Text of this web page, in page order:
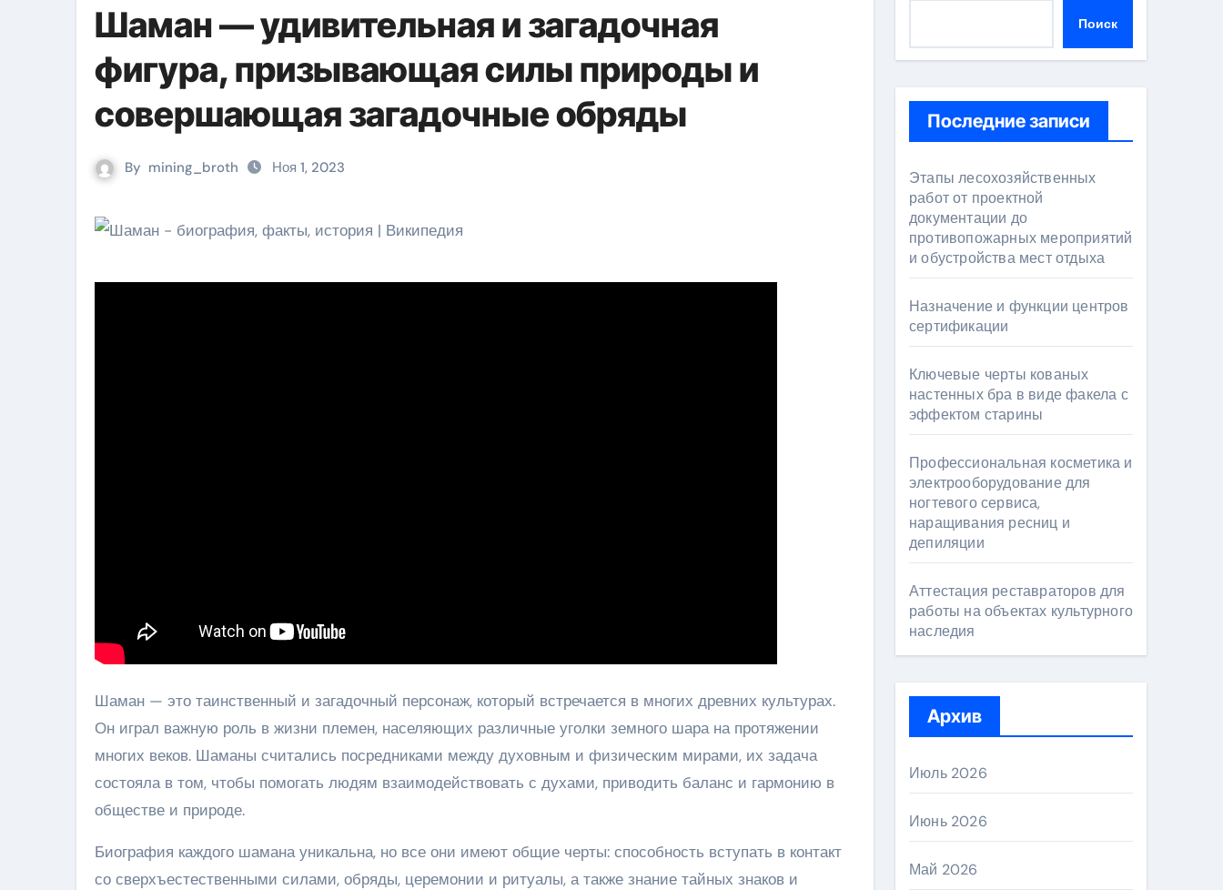
Шаман — удивительная и загадочная
фигура, призывающая силы природы и
совершающая загадочные обряды
By mining_broth Ноя 1, 2023
Шаман — это таинственный и загадочный персонаж, который встречается в многих древних культурах.
Он играл важную роль в жизни племен, населяющих различные уголки земного шара на протяжении
многих веков. Шаманы считались посредниками между духовным и физическим мирами, их задача
состояла в том, чтобы помогать людям взаимодействовать с духами, приводить баланс и гармонию в
обществе и природе.
Биография каждого шамана уникальна, но все они имеют общие черты: способность вступать в контакт
со сверхъестественными силами, обряды, церемонии и ритуалы, а также знание тайных знаков и
Поиск
Последние записи
Этапы лесохозяйственных
работ от проектной
документации до
противопожарных мероприятий
и обустройства мест отдыха
Назначение и функции центров
сертификации
Ключевые черты кованых
настенных бра в виде факела с
эффектом старины
Профессиональная косметика и
электрооборудование для
ногтевого сервиса,
наращивания ресниц и
депиляции
Аттестация реставраторов для
работы на объектах культурного
наследия
Архив
Июль 2026
Июнь 2026
Май 2026